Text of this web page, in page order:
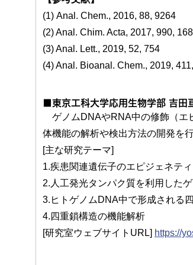
(1) Anal. Chem., 2016, 88, 9264
(2) Anal. Chim. Acta, 2017, 990, 168
(3) Anal. Lett., 2019, 52, 754
(4) Anal. Bioanal. Chem., 2019,
■東京工科大学応用生物学部 吉田
ゲノムDNAやRNA中の修飾（エ
体機能の解析や検出方法の開発を
[主な研究テーマ]
1.疾患関連遺伝子のエピジェネテ
2.人工発光タンパク質を利用した
3.ヒトゲノムDNA中で形成される
4.四重鎖構造の機能解析
[研究室ウェブサイトURL] https://